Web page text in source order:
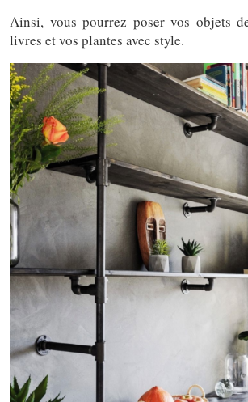
Ainsi, vous pourrez poser vos objets
livres et vos plantes avec style.